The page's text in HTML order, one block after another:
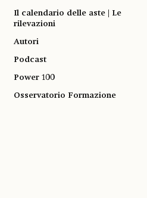
Il calendario delle aste | Le
rilevazioni
Autori
Podcast
Power 100
Osservatorio Formazione